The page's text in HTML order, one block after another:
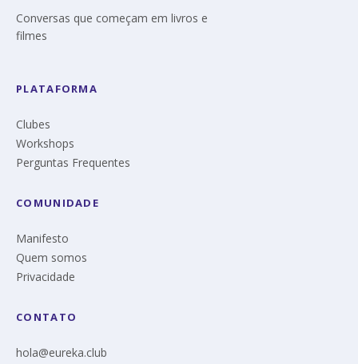
Conversas que começam em livros e
filmes
PLATAFORMA
Clubes
Workshops
Perguntas Frequentes
COMUNIDADE
Manifesto
Quem somos
Privacidade
CONTATO
hola@eureka.club